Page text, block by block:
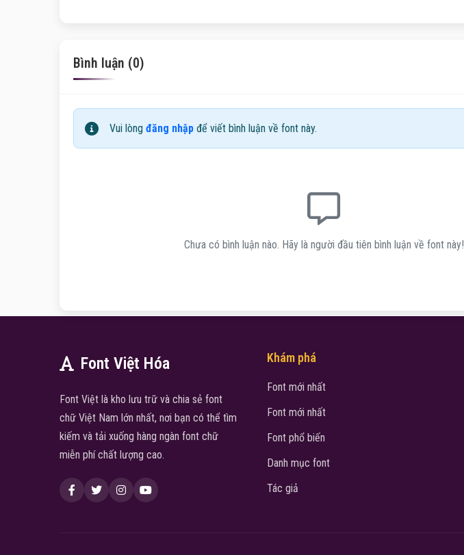
Bình luận (0)
Vui lòng đăng nhập để viết bình luận về font này.
Chưa có bình luận nào. Hãy là người đầu tiên bình luận về font này!
Font Việt Hóa
Font Việt là kho lưu trữ và chia sẻ font
chữ Việt Nam lớn nhất, nơi bạn có thể tìm
kiếm và tải xuống hàng ngàn font chữ
miễn phí chất lượng cao.
Khám phá
Font mới nhất
Font mới nhất
Font phổ biến
Danh mục font
Tác giả